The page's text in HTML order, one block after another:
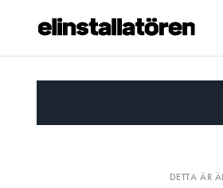
DETTA ÄR